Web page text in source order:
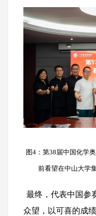
图4：第38届中国化学
前看望在中山大学
最终，代表中国参
众望，以可喜的成